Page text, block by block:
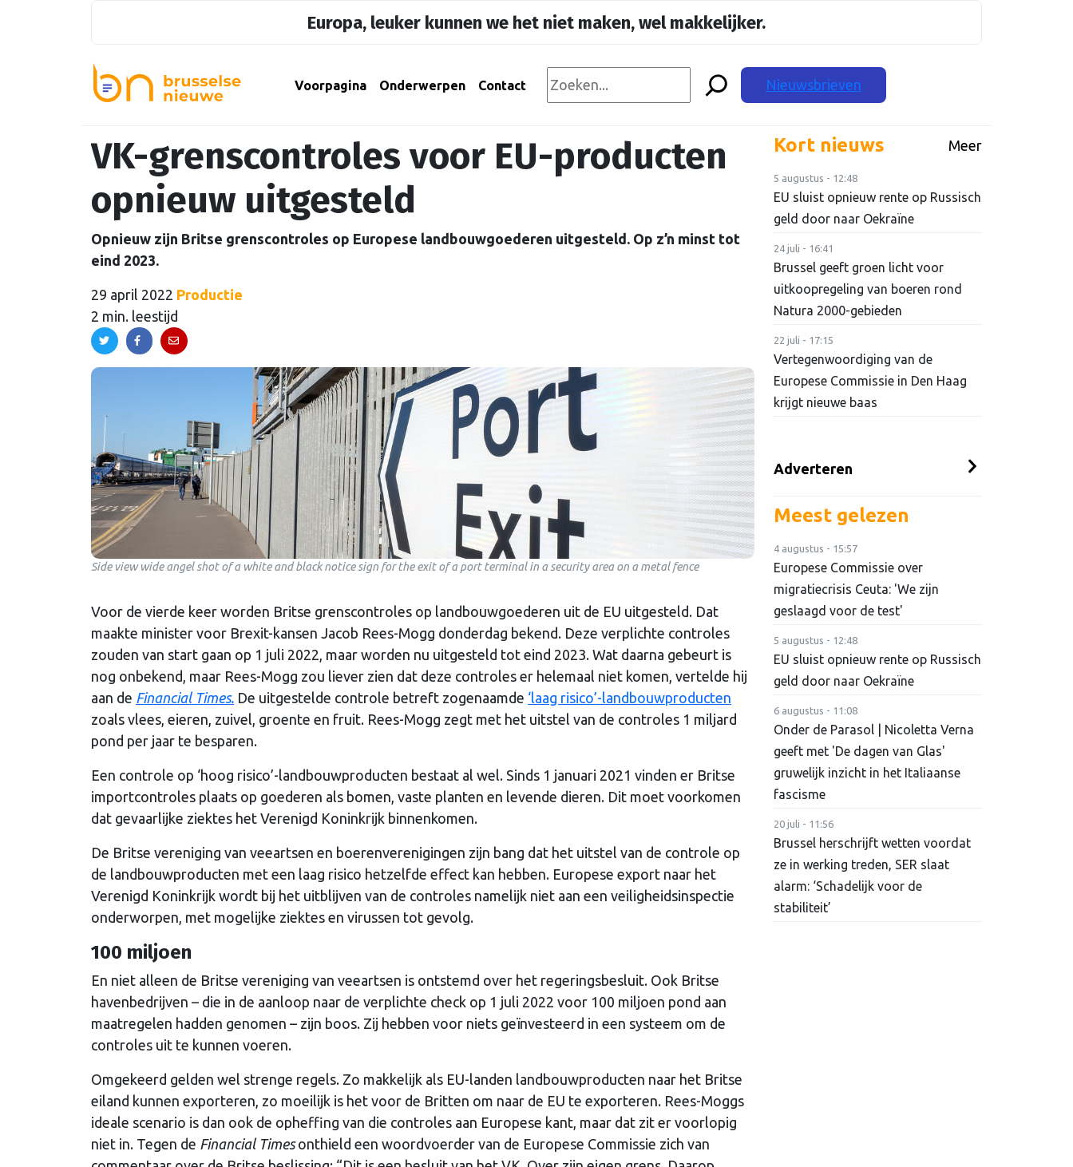
Europa, leuker kunnen we het niet maken, wel makkelijker.
Voorpagina Onderwerpen Contact Nieuwsbrieven
VK-grenscontroles voor EU-producten
opnieuw uitgesteld
Opnieuw zijn Britse grenscontroles op Europese landbouwgoederen uitgesteld. Op z’n minst tot
eind 2023.
29 april 2022 Productie
2 min. leestijd
Side view wide angel shot of a white and black notice sign for the exit of a port terminal in a security area on a metal fence
Voor de vierde keer worden Britse grenscontroles op landbouwgoederen uit de EU uitgesteld. Dat
maakte minister voor Brexit-kansen Jacob Rees-Mogg donderdag bekend. Deze verplichte controles
zouden van start gaan op 1 juli 2022, maar worden nu uitgesteld tot eind 2023. Wat daarna gebeurt is
nog onbekend, maar Rees-Mogg zou liever zien dat deze controles er helemaal niet komen, vertelde hij
aan de Financial Times. De uitgestelde controle betreft zogenaamde ‘laag risico’-landbouwproducten
zoals vlees, eieren, zuivel, groente en fruit. Rees-Mogg zegt met het uitstel van de controles 1 miljard
pond per jaar te besparen.
Een controle op ‘hoog risico’-landbouwproducten bestaat al wel. Sinds 1 januari 2021 vinden er Britse
importcontroles plaats op goederen als bomen, vaste planten en levende dieren. Dit moet voorkomen
dat gevaarlijke ziektes het Verenigd Koninkrijk binnenkomen.
De Britse vereniging van veeartsen en boerenverenigingen zijn bang dat het uitstel van de controle op
de landbouwproducten met een laag risico hetzelfde effect kan hebben. Europese export naar het
Verenigd Koninkrijk wordt bij het uitblijven van de controles namelijk niet aan een veiligheidsinspectie
onderworpen, met mogelijke ziektes en virussen tot gevolg.
100 miljoen
En niet alleen de Britse vereniging van veeartsen is ontstemd over het regeringsbesluit. Ook Britse
havenbedrijven – die in de aanloop naar de verplichte check op 1 juli 2022 voor 100 miljoen pond aan
maatregelen hadden genomen – zijn boos. Zij hebben voor niets geïnvesteerd in een systeem om de
controles uit te kunnen voeren.
Omgekeerd gelden wel strenge regels. Zo makkelijk als EU-landen landbouwproducten naar het Britse
eiland kunnen exporteren, zo moeilijk is het voor de Britten om naar de EU te exporteren. Rees-Moggs
ideale scenario is dan ook de opheffing van die controles aan Europese kant, maar dat zit er voorlopig
niet in. Tegen de Financial Timesonthield een woordvoerder van de Europese Commissie zich van
Kort nieuws Meer
5 augustus - 12:48
EU sluist opnieuw rente op Russisch
geld door naar Oekraïne
24 juli - 16:41
Brussel geeft groen licht voor
uitkoopregeling van boeren rond
Natura 2000-gebieden
22 juli - 17:15
Vertegenwoordiging van de
Europese Commissie in Den Haag
krijgt nieuwe baas
Adverteren
Meest gelezen
4 augustus - 15:57
Europese Commissie over
migratiecrisis Ceuta: 'We zijn
geslaagd voor de test'
5 augustus - 12:48
EU sluist opnieuw rente op Russisch
geld door naar Oekraïne
6 augustus - 11:08
Onder de Parasol | Nicoletta Verna
geeft met 'De dagen van Glas'
gruwelijk inzicht in het Italiaanse
fascisme
20 juli - 11:56
Brussel herschrijft wetten voordat
ze in werking treden, SER slaat
alarm: ‘Schadelijk voor de
stabiliteit’